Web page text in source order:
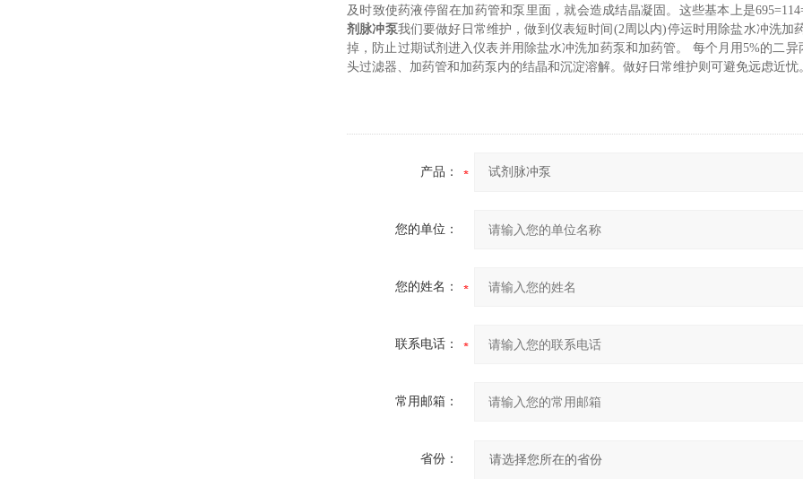
及时致使药液停留在加药管和泵里面，就会造成结晶凝固。这些基本上是
剂脉冲泵我们要做好日常维护，做到仪表短时间(2周以内)停运时用除盐水冲洗
掉，防止过期试剂进入仪表并用除盐水冲洗加药泵和加药管。 每个月用5%的二
头过滤器、加药管和加药泵内的结晶和沉淀溶解。做好日常维护则可避免远虑近忧
产品：
您的单位：
您的姓名：
联系电话：
常用邮箱：
省份：